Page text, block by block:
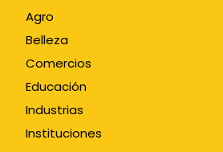
Agro
Belleza
Comercios
Educación
Industrias
Instituciones